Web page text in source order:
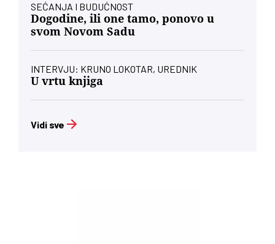
SEĆANJA I BUDUĆNOST
Dogodine, ili one tamo, ponovo u
svom Novom Sadu
INTERVJU: KRUNO LOKOTAR, UREDNIK
U vrtu knjiga
Vidi sve